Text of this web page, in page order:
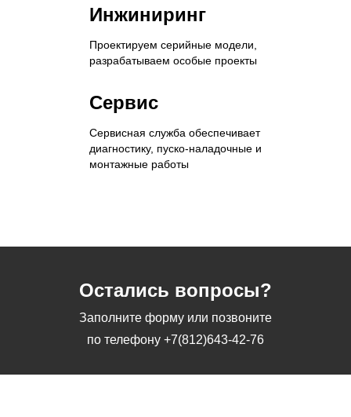
Инжиниринг
Проектируем серийные модели,
разрабатываем особые проекты
Сервис
Сервисная служба обеспечивает
диагностику, пуско-наладочные и
монтажные работы
Остались вопросы?
Заполните форму или позвоните
по телефону +7(812)643-42-76